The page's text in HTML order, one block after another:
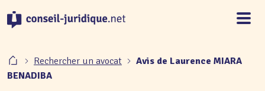
Rechercher un avocat
Avis de Laurence MIARA
BENADIBA